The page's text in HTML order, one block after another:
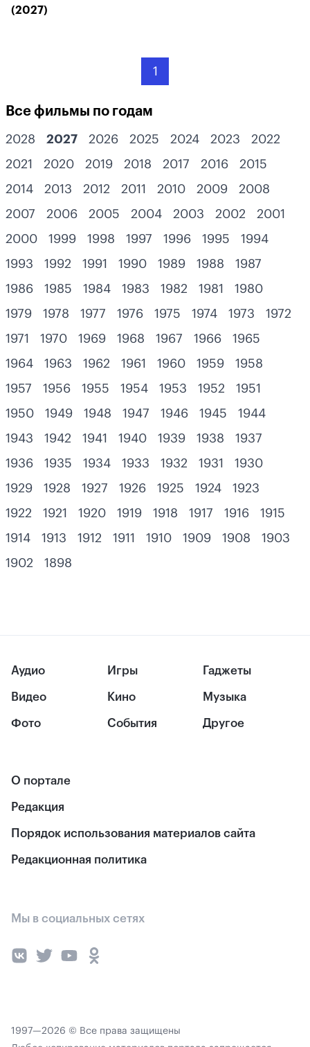
(2027)
1
Все фильмы по годам
2028 2027 2026 2025 2024 2023
2022
2021
2020 2019 2018 2017 2016
2015
2014
2013 2012 2011 2010 2009
2008
2007
2006 2005 2004 2003 2002
2001
2000
1999 1998 1997 1996 1995
1994
1993
1992 1991 1990 1989 1988
1987
1986
1985 1984 1983 1982 1981
1980
1979
1978 1977 1976 1975 1974 1973
1972
1971
1970 1969 1968 1967 1966
1965
1964
1963 1962 1961 1960 1959
1958
1957
1956 1955 1954 1953 1952
1951
1950
1949 1948 1947 1946 1945
1944
1943
1942 1941 1940 1939 1938
1937
1936
1935 1934 1933 1932 1931
1930
1929
1928 1927 1926 1925 1924
1923
1922
1921 1920 1919 1918 1917 1916
1915
1914
1913 1912 1911 1910 1909 1908
1903
1902
1898
Аудио
Видео
Фото
Игры
Кино
События
Гаджеты
Музыка
Другое
О портале
Редакция
Порядок использования материалов сайта
Редакционная политика
Мы в социальных сетях
1997—2026 © Все права защищены